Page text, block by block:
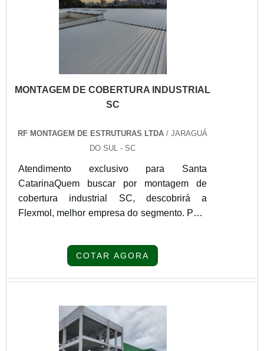
MONTAGEM DE COBERTURA INDUSTRIAL
SC
RF MONTAGEM DE ESTRUTURAS LTDA / JARAGUÁ
DO SUL - SC
Atendimento exclusivo para Santa
CatarinaQuem buscar por montagem de
cobertura industrial SC, descobrirá a
Flexmol, melhor empresa do segmento. Para
organização que se destaque por um bom
INDUSTRIAL SCQuem precisa de
montagem de cobertura industrial SC em
uma empresa que prez...
COTAR AGORA